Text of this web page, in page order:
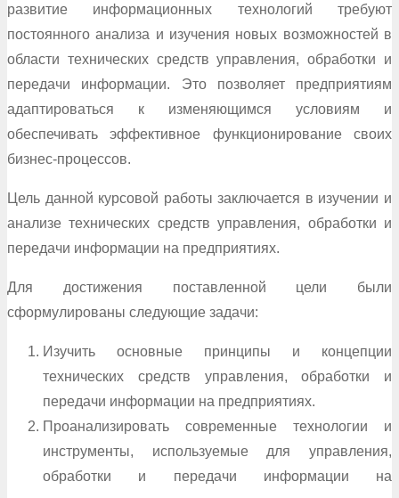
развитие информационных технологий требуют
постоянного анализа и изучения новых возможностей в
области технических средств управления, обработки и
передачи информации. Это позволяет предприятиям
адаптироваться к изменяющимся условиям и
обеспечивать эффективное функционирование своих
бизнес-процессов.
Цель данной курсовой работы заключается в изучении и
анализе технических средств управления, обработки и
передачи информации на предприятиях.
Для достижения поставленной цели были
сформулированы следующие задачи:
Изучить основные принципы и концепции
технических средств управления, обработки и
передачи информации на предприятиях.
Проанализировать современные технологии и
инструменты, используемые для управления,
обработки и передачи информации на